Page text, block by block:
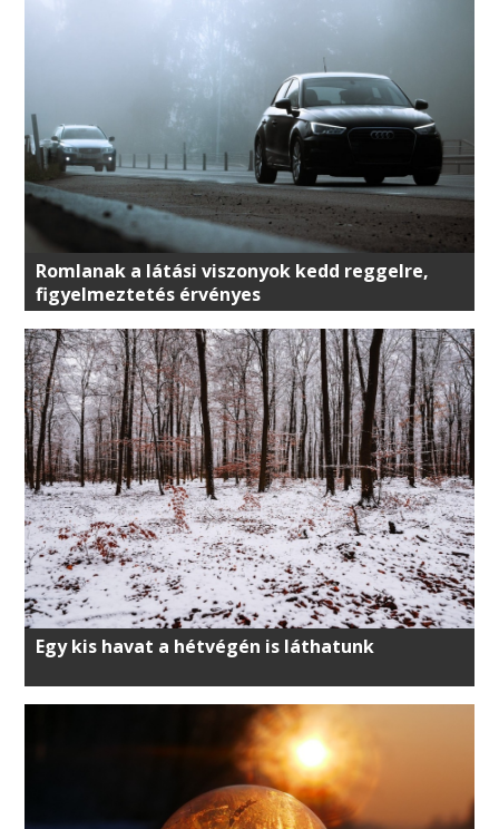
Romlanak a látási viszonyok kedd reggelre,
figyelmeztetés érvényes
Egy kis havat a hétvégén is láthatunk